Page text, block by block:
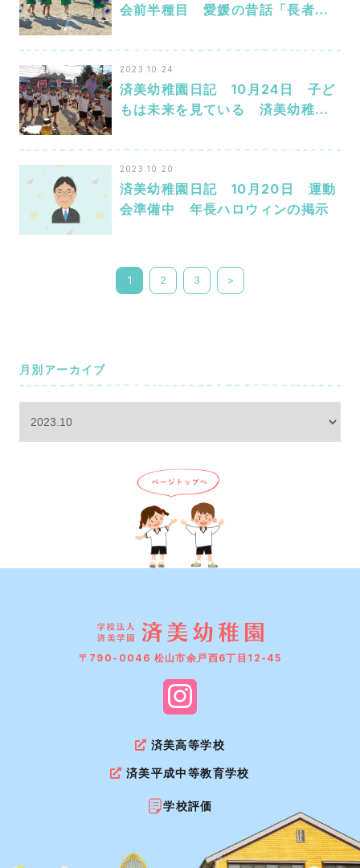
会前半種目 愛媛の昔話「長者が
2023.10.24
済美幼稚園日記 10月24日 子ど
もは未来を見ている 済美幼稚園
2023.10.20
済美幼稚園日記 10月20日 運動
会準備中 年長ハロウィンの掲示
1 2 3 >
月別アーカイブ
〒790-0046 松山市余戸西6丁目12-45
済美高等学校
済美平成中等教育学校
学校評価